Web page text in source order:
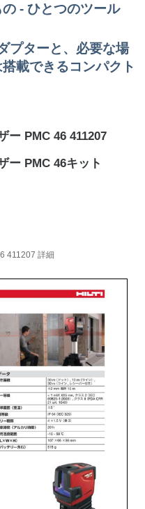
- ひとつのツール
プターと、必要な場
載できるコンパクト
ー PMC 46 411207
ー PMC 46キット
411207 詳細